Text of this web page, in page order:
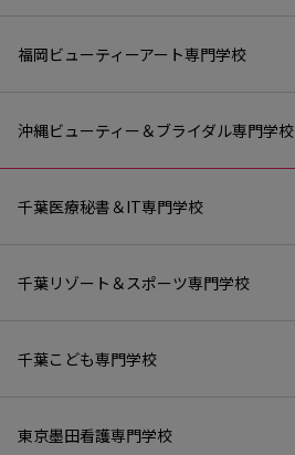
福岡ビューティーアート専門学校
沖縄ビューティー＆ブライダル専門学校
千葉医療秘書＆IT専門学校
千葉リゾート＆スポーツ専門学校
千葉こども専門学校
東京墨田看護専門学校